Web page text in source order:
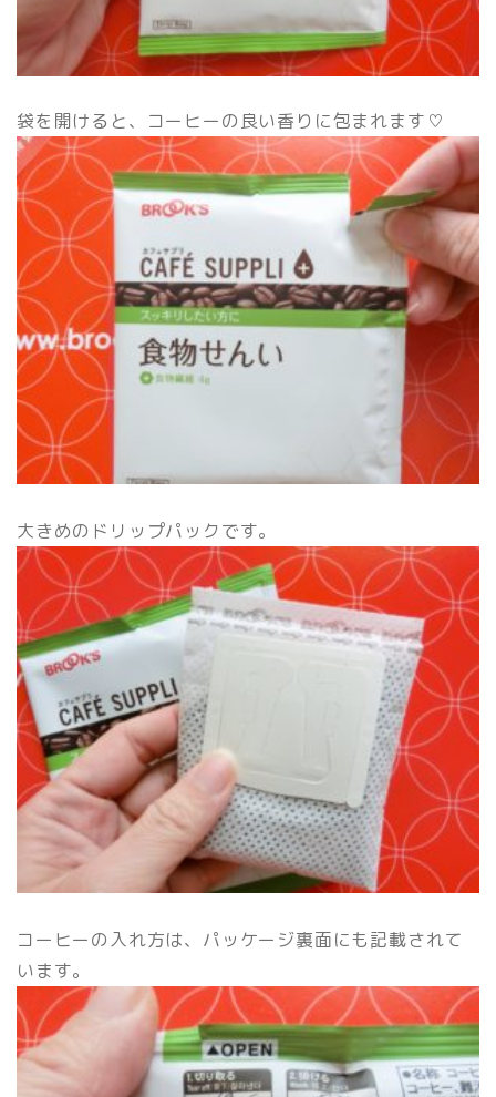
袋を開けると、コーヒーの良い香りに包まれます♡
大きめのドリップパックです。
コーヒーの入れ方は、パッケージ裏面にも記載されて
います。